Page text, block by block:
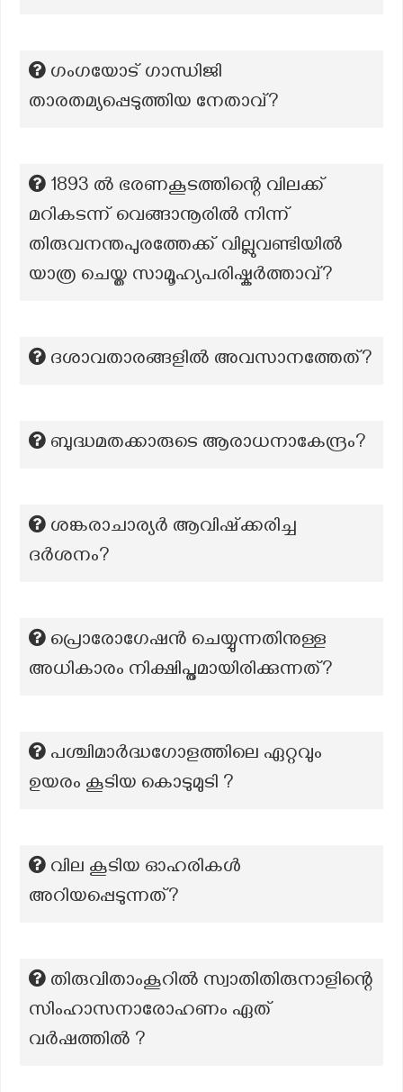
ഗംഗയോട് ഗാന്ധിജി
താരതമ്യപ്പെടുത്തിയ നേതാവ്?
1893 ൽ ഭരണകൂടത്തിന്റെ വിലക്ക്
മറികടന്ന് വെങ്ങാനൂരിൽ നിന്ന്
തിരുവനന്തപുരത്തേക്ക് വില്ലുവണ്ടിയിൽ
യാത്ര ചെയ്ത സാമൂഹ്യപരിഷ്കർത്താവ്?
ദശാവതാരങ്ങളിൽ അവസാനത്തേത്?
ബുദ്ധമതക്കാരുടെ ആരാധനാകേന്ദ്രം?
ശങ്കരാചാര്യർ ആവിഷ്ക്കരിച്ച
ദർശനം?
പ്രൊരോഗേഷൻ ചെയ്യുന്നതിനുള്ള
അധികാരം നിക്ഷിപ്തമായിരിക്കുന്നത്?
പശ്ചിമാർദ്ധഗോളത്തിലെ ഏറ്റവും
ഉയരം കൂടിയ കൊടുമുടി ?
വില കൂടിയ ഓഹരികൾ
അറിയപ്പെടുന്നത്?
തിരുവിതാംകൂറിൽ സ്വാതിതിരുനാളിന്റെ
സിംഹാസനാരോഹണം ഏത്
വർഷത്തിൽ ?